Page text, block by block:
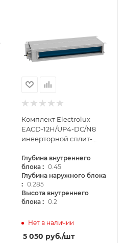
Комплект Electrolux
EACD-12H/UP4-DC/N8
инверторной сплит-
типа
Глубина внутреннего
блока : 0.45
Глубина наружного блока
: 0.285
Высота внутреннего
блока : 0.2
Нет в наличии
5 050 руб./шт